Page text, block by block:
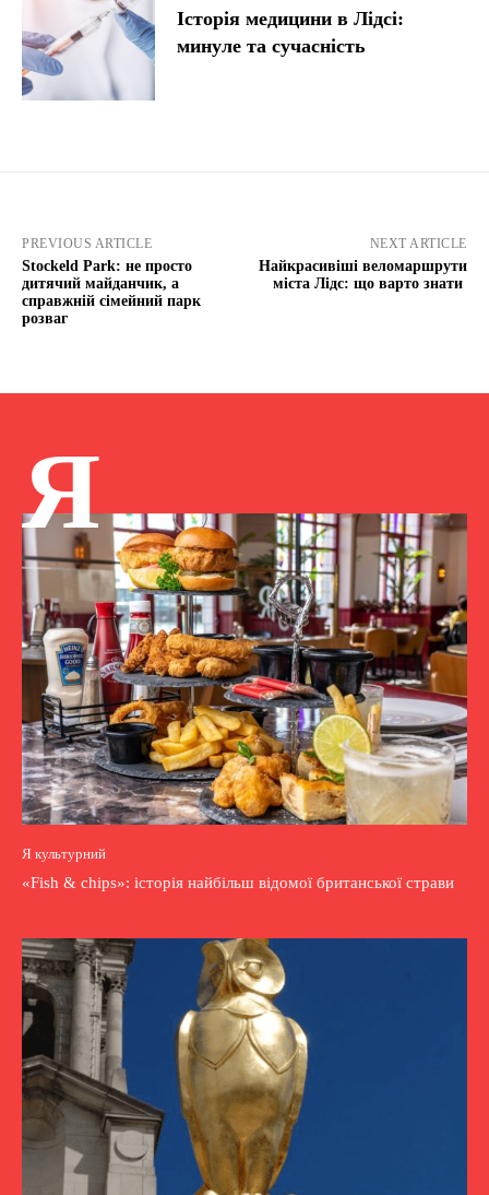
Історія медицини в Лідсі:
минуле та сучасність
PREVIOUS ARTICLE
Stockeld Park: не просто
дитячий майданчик, а
справжній сімейний парк
розваг
NEXT ARTICLE
Найкрасивіші веломаршрути
міста Лідс: що варто знати
Я
Я культурний
«Fish & chips»: історія найбільш відомої британської страви